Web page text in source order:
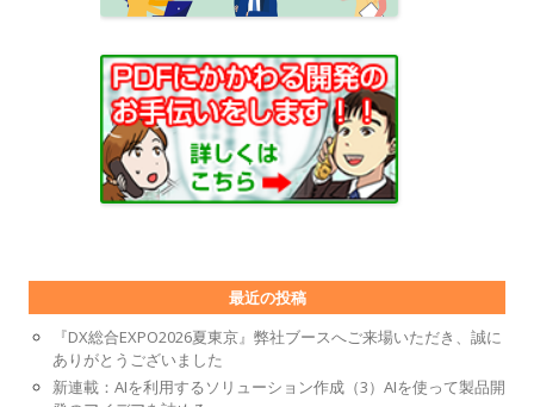
最近の投稿
『DX総合EXPO2026夏東京』弊社ブースへご来場いただき、誠に
ありがとうございました
新連載：AIを利用するソリューション作成（3）AIを使って製品開